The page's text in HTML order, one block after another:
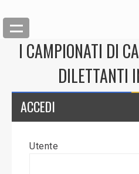
Back
I CAMPIONATI DI
DILETTANTI
ACCEDI
Utente